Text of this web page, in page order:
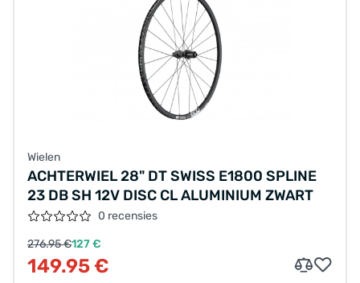
Wielen
ACHTERWIEL 28" DT SWISS E1800 SPLINE
23 DB SH 12V DISC CL ALUMINIUM ZWART
0 recensies
276.95 €127 €
149.95 €